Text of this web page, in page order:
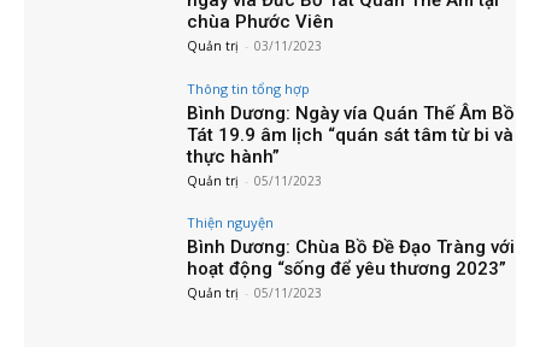
chùa Phước Viên
Quản trị - 03/11/2023
Thông tin tổng hợp
Bình Dương: Ngày vía Quán Thế Âm Bồ
Tát 19.9 âm lịch “quán sát tâm từ bi và
thực hành”
Quản trị - 05/11/2023
Thiện nguyện
Bình Dương: Chùa Bồ Đề Đạo Tràng với
hoạt động “sống để yêu thương 2023”
Quản trị - 05/11/2023